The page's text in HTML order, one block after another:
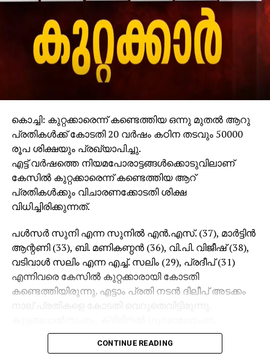
കൊച്ചി: കുറ്റക്കാരെന്ന് കണ്ടെത്തിയ ഒന്നു മുതല്‍ ആറു
പ്രതികള്‍ക്ക് കോടതി 20 വര്‍ഷം കഠിന തടവും 50000
രൂപ ശിക്ഷയും പ്രഖ്യാപിച്ചു.
എട്ട് വര്‍ഷത്തെ നിയമപോരാട്ടങ്ങള്‍ക്കൊടുവിലാണ്
കേസില്‍ കുറ്റക്കാരെന്ന് കണ്ടെത്തിയ ആറ്
പ്രതികള്‍ക്കും വിചാരണക്കോടതി ശിക്ഷ
വിധിച്ചിരിക്കുന്നത്.
പള്‍സര്‍ സുനി എന്ന സുനില്‍ എന്‍.എസ്. (37), മാര്‍ട്ടിന്‍
ആന്റണി (33), ബി. മണികണ്ഠന്‍ (36), വി.പി. വിജീഷ് (38),
വടിവാള്‍ സലിം എന്ന എച്ച്. സലിം (29), പ്രദീപ് (31)
എന്നിവരെ കേസില്‍ കുറ്റക്കാരായി കോടതി
കണ്ടെത്തിയിരുന്നു. എട്ടാം പ്രതി നടന്‍ ദിലീപ് അടക്കം
നാല് പ്രതികളെ കോടതി വെറുതെവിട്ടിരുന്നു.
അന്യായ തടവില്‍ വയ്ക്കല്‍, സ്ത്രീത്വത്തെ
അപമാനിക്കല്‍, നഗ്‌നയാകാന്‍ നിര്‍ബന്ധിക്കല്‍
CONTINUE READING